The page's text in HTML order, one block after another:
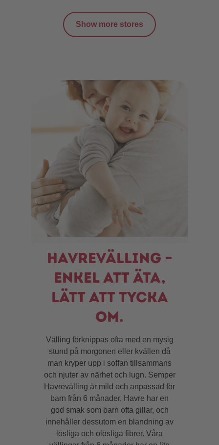
Show more stores
Havrevälling –
enkel att äta,
lätt att tycka
om.
Välling förknippas ofta med en mysig
stund på morgonen eller kvällen då
man kryper upp i soffan tillsammans
och njuter av närhet och lugn. Semper
Havrevälling är mild och anpassad för
barn från 6 månader. Havre har en
god smak som barn ofta gillar, och
innehåller dessutom en blandning av
lösliga och olösliga fibrer. Våra